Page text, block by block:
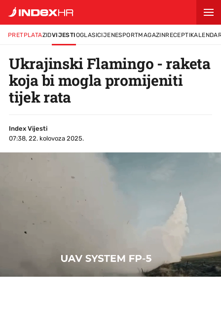
PRETPLATAZIDVIJESTIOGLASICIJENESPORTMAGAZINRECEPTI
Ukrajinski Flamingo - raketa
koja bi mogla promijeniti
tijek rata
Index Vijesti
07:38, 22. kolovoza 2025.